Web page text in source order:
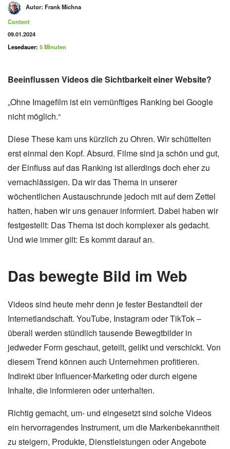
Autor: Frank Michna
Kategorie
Content
Veröffentlicht am
09.01.2024
Lesedauer: 5 Minuten
Beeinflussen Videos die Sichtbarkeit einer Website?
„Ohne Imagefilm ist ein vernünftiges Ranking bei Google
nicht möglich.“
Diese These kam uns kürzlich zu Ohren. Wir schüttelten
erst einmal den Kopf. Absurd. Filme sind ja schön und gut,
der Einfluss auf das Ranking ist allerdings doch eher zu
vernachlässigen. Da wir das Thema in unserer
wöchentlichen Austauschrunde jedoch mit auf dem Zettel
hatten, haben wir uns genauer informiert. Dabei haben wir
festgestellt: Das Thema ist doch komplexer als gedacht.
Und wie immer gilt: Es kommt darauf an.
Das bewegte Bild im Web
Videos sind heute mehr denn je fester Bestandteil der
Internetlandschaft. YouTube, Instagram oder TikTok –
überall werden stündlich tausende Bewegtbilder in
jedweder Form geschaut, geteilt, gelikt und verschickt. Von
diesem Trend können auch Unternehmen profitieren.
Indirekt über Influencer-Marketing oder durch eigene
Inhalte, die informieren oder unterhalten.
Richtig gemacht, um- und eingesetzt sind solche Videos
ein hervorragendes Instrument, um die Markenbekanntheit
zu steigern, Produkte, Dienstleistungen oder Angebote